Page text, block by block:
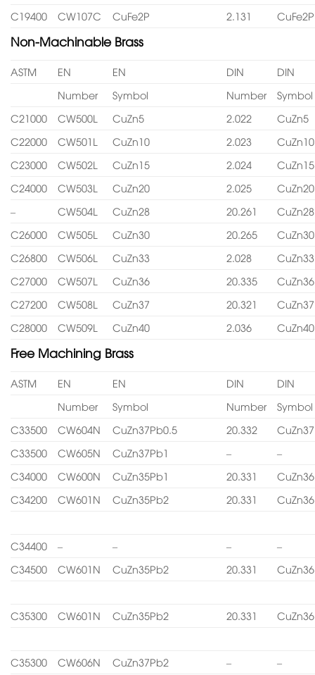
C19400
CW107C CuFe2P 2.131 CuFe2P
Non-Machinable Brass
ASTM EN EN DIN
DIN
Number
Symbol Number
Symbol
C21000
CW500L CuZn5 2.022
CuZn5
C22000
CW501L CuZn10 2.023
CuZn10
C23000
CW502L CuZn15 2.024
CuZn15
C24000
CW503L CuZn20 2.025
CuZn20
–
CW504L CuZn28 20.261
CuZn28
C26000
CW505L CuZn30 20.265
CuZn30
C26800
CW506L CuZn33 2.028
CuZn33
C27000
CW507L CuZn36 20.335
CuZn36
C27200
CW508L CuZn37 20.321
CuZn37
C28000
CW509L CuZn40 2.036 CuZn40
Free Machining Brass
ASTM EN EN DIN
DIN
Number
Symbol Number
Symbol
C33500
CW604N CuZn37Pb0.5 20.332
C33500
CW605N CuZn37Pb1 –
–
C34000
CW600N CuZn35Pb1 20.331
C34200
CW601N CuZn35Pb2 20.331
C34400 – – –
–
C34500
CW601N CuZn35Pb2 20.331
C35300 CW601N CuZn35Pb2 20.331
C35300 CW606N CuZn37Pb2 – –